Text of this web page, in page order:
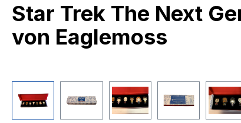
Star Trek The Next
von Eaglemoss